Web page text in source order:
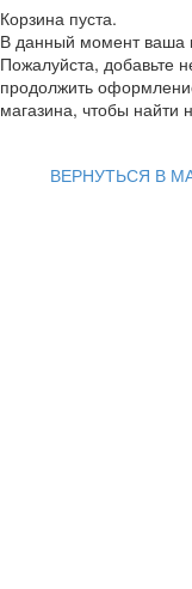
Корзина пуста.
В данный момент ваша
Пожалуйста, добавьте
продолжить
магазина, чтобы найти
ВЕРНУТЬСЯ В